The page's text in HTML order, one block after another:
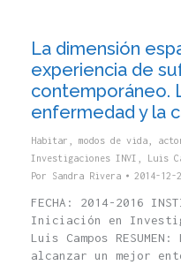
La dimensión
experiencia de
contemporáneo.
enfermedad y la
Habitar, modos de vida,
Investigaciones INVI
Luis
Por Sandra Rivera 2014-12-
FECHA: 2014-2016
Iniciación en
Luis Campos
alcanzar un mejor